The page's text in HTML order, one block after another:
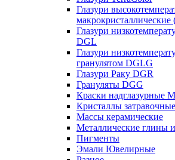
Глазури
Глазури
DGL
Глазури
гранулятом DGLG
Глазури Раку DGR
Грануляты DGG
Краски надглазурные
Кристаллы
Массы керамические
Металлические глины
Пигменты
Эмали Ювелирные